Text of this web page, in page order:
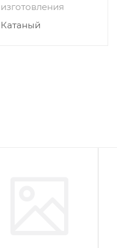
изготовления
Катаный